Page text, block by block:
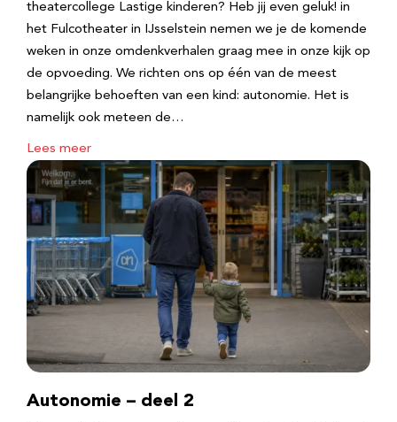
theatercollege Lastige kinderen? Heb jij even geluk! in
het Fulcotheater in IJsselstein nemen we je de komende
weken in onze omdenkverhalen graag mee in onze kijk op
de opvoeding. We richten ons op één van de meest
belangrijke behoeften van een kind: autonomie. Het is
namelijk ook meteen de…
Lees meer
Autonomie – deel 2